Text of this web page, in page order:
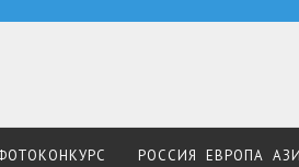
РОССИЯ ЕВРОПА